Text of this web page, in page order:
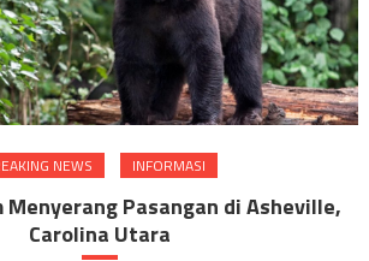
NEWS INFORMASI
Menyerang Pasangan di Asheville,
Carolina Utara